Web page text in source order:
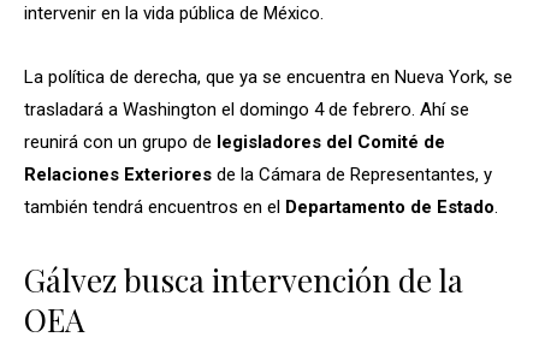
intervenir en la vida pública de México.
La política de derecha, que ya se encuentra en Nueva York, se
trasladará a Washington el domingo 4 de febrero. Ahí se
reunirá con un grupo de legisladores del Comité de
Relaciones Exteriores de la Cámara de Representantes, y
también tendrá encuentros en el Departamento de Estado.
Gálvez busca intervención de la
OEA